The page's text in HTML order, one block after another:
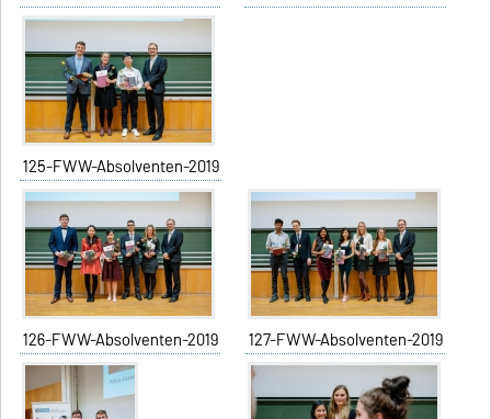
125-FWW-Absolventen-2019
126-FWW-Absolventen-2019 127-FWW-Absolventen-2019